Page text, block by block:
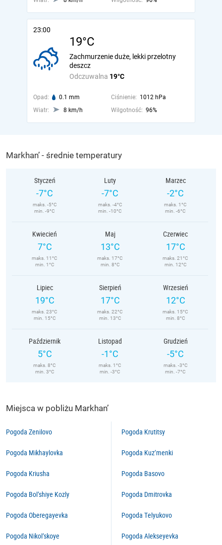
23:00
19°C
Odczuwalna 19°C
Zachmurzenie duże, lekki przelotny
deszcz
Opad: 0.1 mm Ciśnienie: 1012 hPa
Wiatr:
8 km/h Wilgotność: 96%
Markhan’ - średnie temperatury
Styczeń
-7°C
maks. -5°C
min. -9°C
Luty
-7°C
maks. -4°C
min. -10°C
Marzec
-2°C
maks. 1°C
min. -6°C
Kwiecień
7°C
maks. 11°C
min. 1°C
Maj
13°C
maks. 17°C
min. 8°C
Czerwiec
17°C
maks. 21°C
min. 12°C
Lipiec
19°C
maks. 23°C
min. 15°C
Sierpień
17°C
maks. 22°C
min. 13°C
Wrzesień
12°C
maks. 15°C
min. 8°C
Październik
5°C
maks. 8°C
min. 3°C
Listopad
-1°C
maks. 1°C
min. -3°C
Grudzień
-5°C
maks. -3°C
min. -7°C
Miejsca w pobliżu Markhan’
Pogoda Zenilovo
Pogoda Mikhaylovka
Pogoda Kriusha
Pogoda Bol’shiye Kozly
Pogoda Oberegayevka
Pogoda Nikol’skoye
Pogoda Krutitsy
Pogoda Kuz’menki
Pogoda Basovo
Pogoda Dmitrovka
Pogoda Telyukovo
Pogoda Alekseyevka